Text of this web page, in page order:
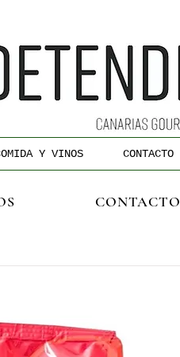
Y VINOS CONTACTO
CONTACTO